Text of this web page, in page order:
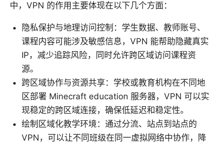
中，VPN 的作用主要体现在以下几个方面：
隐私保护与地理访问控制：学生数据、教师账号、
课程内容可能涉及敏感信息，VPN 能帮助隐藏真实
IP，减少追踪风险，同时允许跨区域访问课程资
源。
跨区域协作与资源共享：学校或教育机构在不同地
区部署 Minecraft education 服务器，VPN 可以实
现稳定的跨区域连接，确保低延迟和稳定性。
绘制区域化教学环境：通过分流、站点到站点的
VPN，可以让不同班级在同一虚拟网络中协作，降